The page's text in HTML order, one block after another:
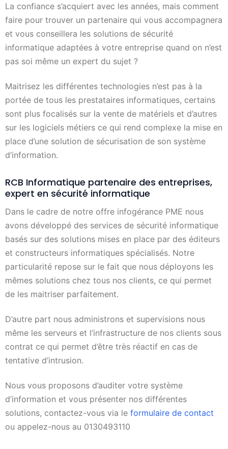
La confiance s’acquiert avec les années, mais comment
faire pour trouver un partenaire qui vous accompagnera
et vous conseillera les solutions de sécurité
informatique adaptées à votre entreprise quand on n’est
pas soi même un expert du sujet ?
Maitrisez les différentes technologies n’est pas à la
portée de tous les prestataires informatiques, certains
sont plus focalisés sur la vente de matériels et d’autres
sur les logiciels métiers ce qui rend complexe la mise en
place d’une solution de sécurisation de son système
d’information.
RCB Informatique partenaire des entreprises,
expert en sécurité informatique
Dans le cadre de notre offre infogérance PME nous
avons développé des services de sécurité informatique
basés sur des solutions mises en place par des éditeurs
et constructeurs informatiques spécialisés. Notre
particularité repose sur le fait que nous déployons les
mêmes solutions chez tous nos clients, ce qui permet
de les maitriser parfaitement.
D’autre part nous administrons et supervisions nous
même les serveurs et l’infrastructure de nos clients sous
contrat ce qui permet d’être très réactif en cas de
tentative d’intrusion.
Nous vous proposons d’auditer votre système
d’information et vous présenter nos différentes
solutions, contactez-vous via le formulaire de contact
ou appelez-nous au 0130493110